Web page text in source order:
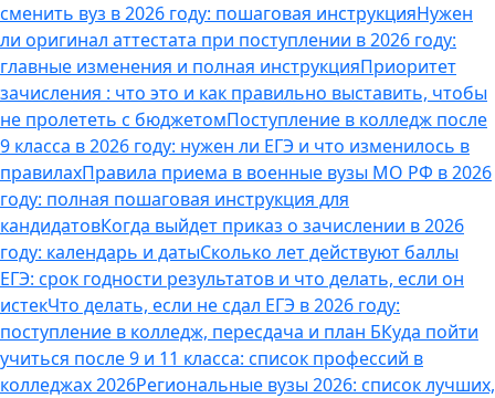
сменить вуз в 2026 году: пошаговая инструкцияНужен
ли оригинал аттестата при поступлении в 2026 году:
главные изменения и полная инструкцияПриоритет
зачисления : что это и как правильно выставить, чтобы
не пролететь с бюджетомПоступление в колледж после
9 класса в 2026 году: нужен ли ЕГЭ и что изменилось в
правилахПравила приема в военные вузы МО РФ в 2026
году: полная пошаговая инструкция для
кандидатовКогда выйдет приказ о зачислении в 2026
году: календарь и датыСколько лет действуют баллы
ЕГЭ: срок годности результатов и что делать, если он
истекЧто делать, если не сдал ЕГЭ в 2026 году:
поступление в колледж, пересдача и план БКуда пойти
учиться после 9 и 11 класса: список профессий в
колледжах 2026Региональные вузы 2026: список лучших,